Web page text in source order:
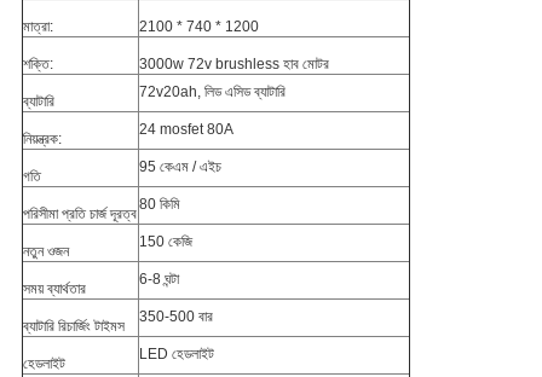
মাত্রা: 2100 * 740 * 1200
শক্তি: 3000w 72v brushless হাব মোটর
ব্যাটারি
72v20ah, লিড এসিড ব্যাটারি
নিয়ন্ত্রক:
24 mosfet 80A
গতি
95 কেএম / এইচ
পরিসীমা প্রতি চার্জ দূরত্ব
80 কিমি
নতুন ওজন
150 কেজি
সময় ব্যার্থতার
6-8 ঘন্টা
ব্যাটারি রিচার্জিং টাইমস
350-500 বার
হেডলাইট
LED হেডলাইট